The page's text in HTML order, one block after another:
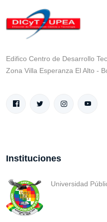
Edifico Centro de Desarrollo
Zona Villa Esperanza El Alto -
Instituciones
Universidad